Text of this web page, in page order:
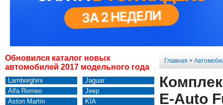
Обновился каталог новых
автомобилей 2017 модельного года
Lamborghini
Alfa Romeo
Aston Martin
Jaguar
Jeep
KIA
Главная >
E-Auto